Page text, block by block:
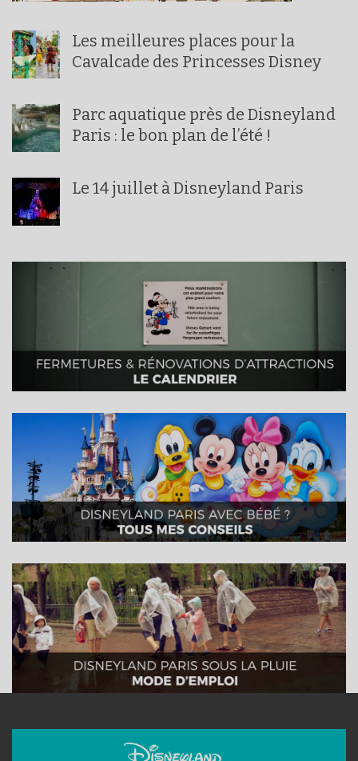
Les meilleures places pour la
Cavalcade des Princesses Disney
Parc aquatique près de Disneyland
Paris : le bon plan de l’été !
Le 14 juillet à Disneyland Paris